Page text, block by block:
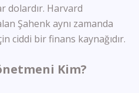
dolardır. Harvard
Şahenk aynı zamanda
ciddi bir finans kaynağıdır.
Kim?